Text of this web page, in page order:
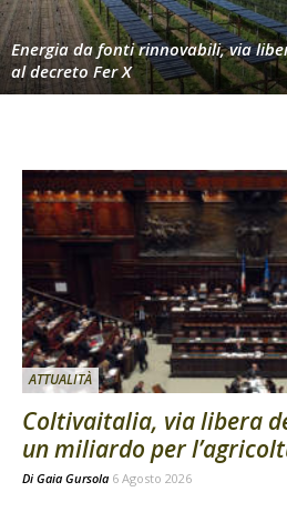
Energia da fonti rinnovabili, via
al decreto Fer X
ATTUALITÀ
Coltivaitalia, via libera
un miliardo per
Di Gaia Gursola 6 Agosto 2026